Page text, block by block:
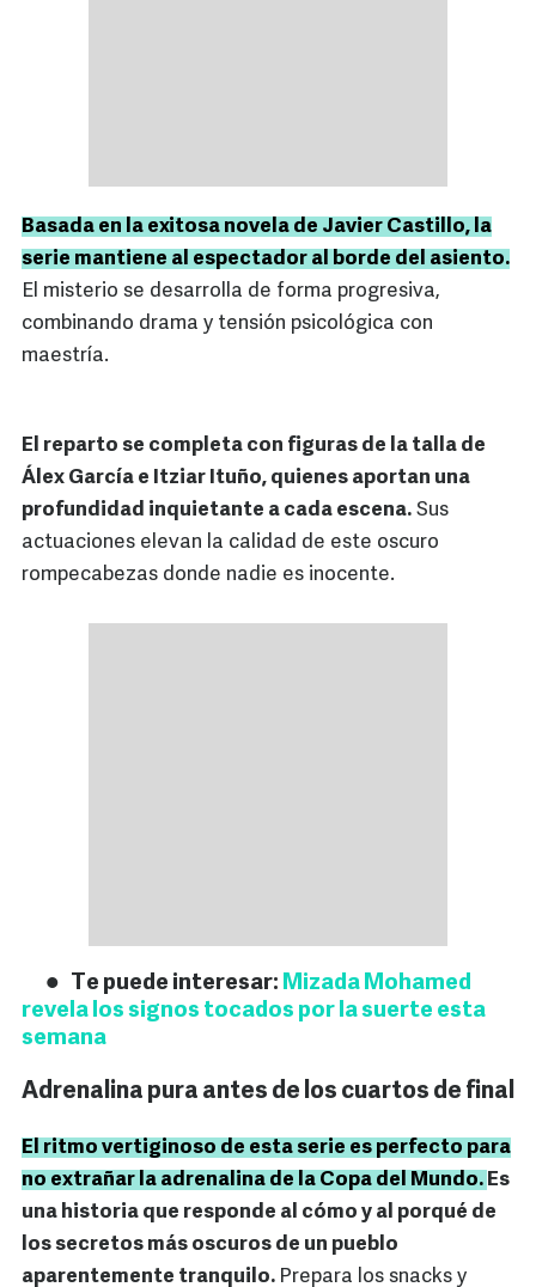
Basada en la exitosa novela de Javier Castillo, la
serie mantiene al espectador al borde del asiento.
El misterio se desarrolla de forma progresiva,
combinando drama y tensión psicológica con
maestría.
El reparto se completa con figuras de la talla de
Álex García e Itziar Ituño, quienes aportan una
profundidad inquietante a cada escena. Sus
actuaciones elevan la calidad de este oscuro
rompecabezas donde nadie es inocente.
Te puede interesar: Mizada Mohamed
revela los signos tocados por la suerte esta
semana
Adrenalina pura antes de los cuartos de final
El ritmo vertiginoso de esta serie es perfecto para
no extrañar la adrenalina de la Copa del Mundo. Es
una historia que responde al cómo y al porqué de
los secretos más oscuros de un pueblo
aparentemente tranquilo. Prepara los snacks y